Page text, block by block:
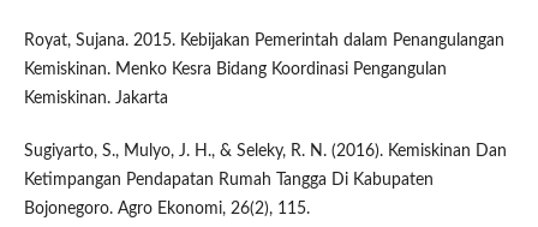
Royat, Sujana. 2015. Kebijakan Pemerintah dalam Penangulangan
Kemiskinan. Menko Kesra Bidang Koordinasi Pengangulan
Kemiskinan. Jakarta
Sugiyarto, S., Mulyo, J. H., & Seleky, R. N. (2016). Kemiskinan Dan
Ketimpangan Pendapatan Rumah Tangga Di Kabupaten
Bojonegoro. Agro Ekonomi, 26(2), 115.